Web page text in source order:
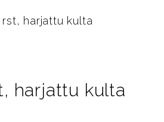
rst, harjattu kulta
harjattu kulta